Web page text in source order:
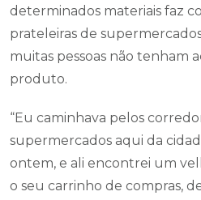
determinados materiais faz
prateleiras de
muitas pessoas não tenham
produto.
“Eu caminhava pelos
supermercados aqui da
ontem, e ali encontrei um
o seu carrinho de compras,